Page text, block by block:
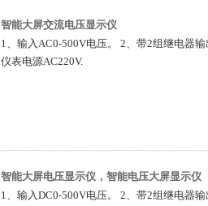
智能大屏交流电压显示仪
1、输入AC0-500V电压。 2、带2组继电器
仪表电源AC220V.
智能大屏电压显示仪，智能电压大屏显示仪
1、输入DC0-500V电压。 2、带2组继电器